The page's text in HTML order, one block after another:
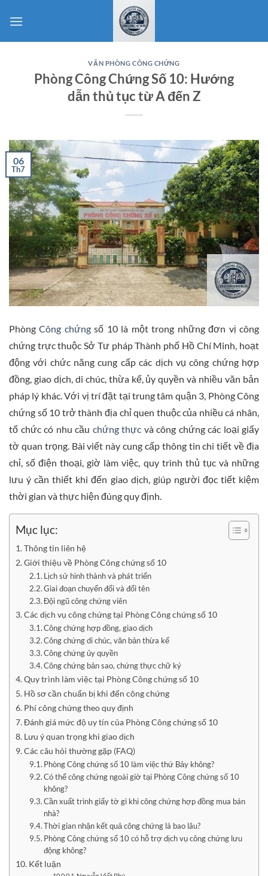
qua
VĂN PHÒNG CÔNG CHỨNG
Phòng Công Chứng Số 10: Hướng
dẫn thủ tục từ A đến Z
06
Th7
PhòngCông chứngsố 10 là một trong những đơn vị công
chứng trực thuộc Sở Tư pháp Thành phố Hồ Chí Minh, hoạt
động với chức năng cung cấp các dịch vụ công chứng hợp
đồng, giao dịch, di chúc, thừa kế, ủy quyền và nhiều văn bản
pháp lý khác. Với vị trí đặt tại trung tâm quận 3, Phòng Công
chứng số 10 trở thành địa chỉ quen thuộc của nhiều cá nhân,
tổ chức có nhu cầu chứng thực và công chứng các loại giấy
tờ quan trọng. Bài viết này cung cấp thông tin chi tiết về địa
chỉ, số điện thoại, giờ làm việc, quy trình thủ tục và những
lưu ý cần thiết khi đến giao dịch, giúp người đọc tiết kiệm
thời gian và thực hiện đúng quy định.
Mục lục:
Thông tin liên hệ
Giới thiệu về Phòng Công chứng số 10
Lịch sử hình thành và phát triển
Giai đoạn chuyển đổi và đổi tên
Đội ngũ công chứng viên
Các dịch vụ công chứng tại Phòng Công chứng số 10
Công chứng hợp đồng, giao dịch
Công chứng di chúc, văn bản thừa kế
Công chứng ủy quyền
Công chứng bản sao, chứng thực chữ ký
Quy trình làm việc tại Phòng Công chứng số 10
Hồ sơ cần chuẩn bị khi đến công chứng
Phí công chứng theo quy định
Đánh giá mức độ uy tín của Phòng Công chứng số 10
Lưu ý quan trọng khi giao dịch
Các câu hỏi thường gặp (FAQ)
Phòng Công chứng số 10 làm việc thứ Bảy không?
Có thể công chứng ngoài giờ tại Phòng Công chứng số 10
không?
Cần xuất trình giấy tờ gì khi công chứng hợp đồng mua bán
nhà?
Thời gian nhận kết quả công chứng là bao lâu?
Phòng Công chứng số 10 có hỗ trợ dịch vụ công chứng lưu
động không?
Kết luận